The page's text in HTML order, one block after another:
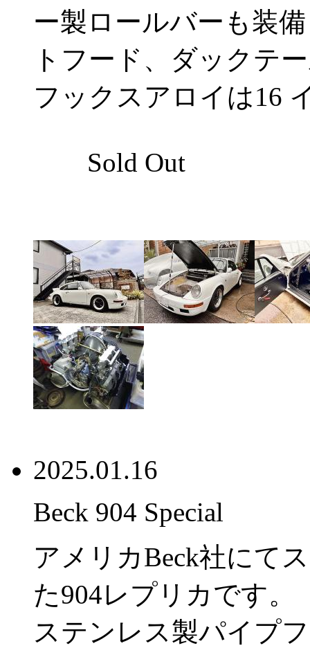
ー製ロールバーも装
トフード、ダックテ
フックスアロイは16
Sold Out
2025.01.16
Beck 904 Special
アメリカBeck社にて
た904レプリカです。
ステンレス製パイプ